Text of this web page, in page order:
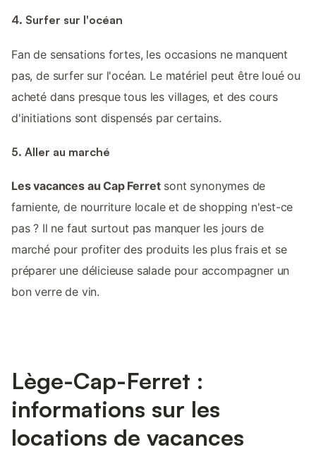
4. Surfer sur l'océan
Fan de sensations fortes, les occasions ne manquent
pas, de surfer sur l'océan. Le matériel peut être loué ou
acheté dans presque tous les villages, et des cours
d'initiations sont dispensés par certains.
5. Aller au marché
Les vacances au Cap Ferretsont synonymes de
farniente, de nourriture locale et de shopping n'est-ce
pas ? Il ne faut surtout pas manquer les jours de
marché pour profiter des produits les plus frais et se
préparer une délicieuse salade pour accompagner un
bon verre de vin.
Lège-Cap-Ferret :
informations sur les
locations de vacances